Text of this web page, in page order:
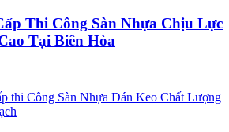
Thi Công Sàn Nhựa Chịu Lực
Tại Biên Hòa